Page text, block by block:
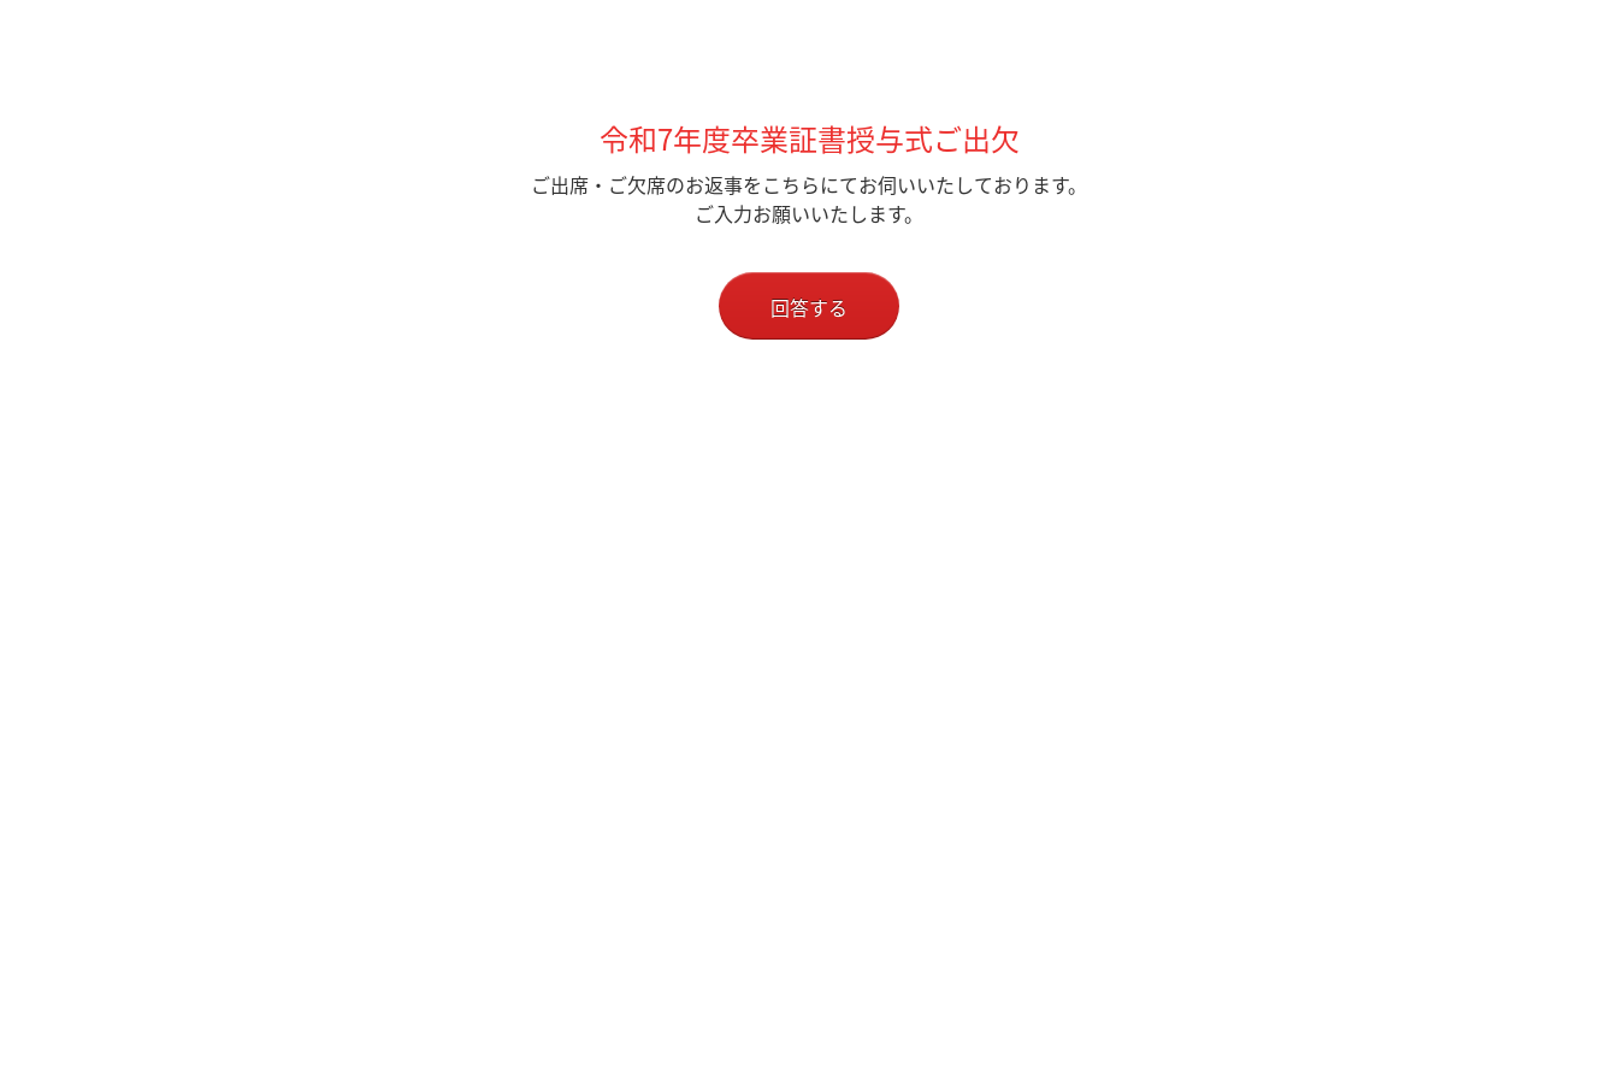
令和7年度卒業証書授与式ご出欠
ご出席・ご欠席のお返事をこちらにてお伺いいたしております。
ご入力お願いいたします。
回答する